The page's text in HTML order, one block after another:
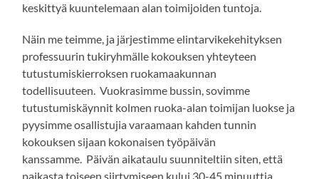
keskittyä kuuntelemaan alan toimijoiden tuntoja.
Näin me teimme, ja järjestimme elintarvikekehityksen
professuurin tukiryhmälle kokouksen yhteyteen
tutustumiskierroksen ruokamaakunnan
todellisuuteen. Vuokrasimme bussin, sovimme
tutustumiskäynnit kolmen ruoka-alan toimijan luokse ja
pyysimme osallistujia varaamaan kahden tunnin
kokouksen sijaan kokonaisen työpäivän
kanssamme. Päivän aikataulu suunniteltiin siten, että
paikasta toiseen siirtymiseen kului 30-45 minuuttia,